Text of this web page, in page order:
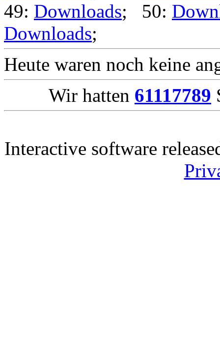
49: Downloads; 50:
Downloads;
Heute waren noch keine
Wir hatten 61117789
Interactive software